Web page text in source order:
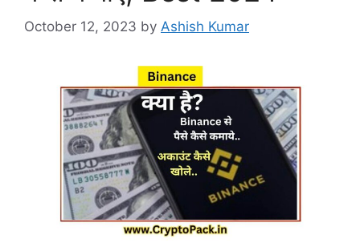
October 12, 2023 by Ashish Kumar